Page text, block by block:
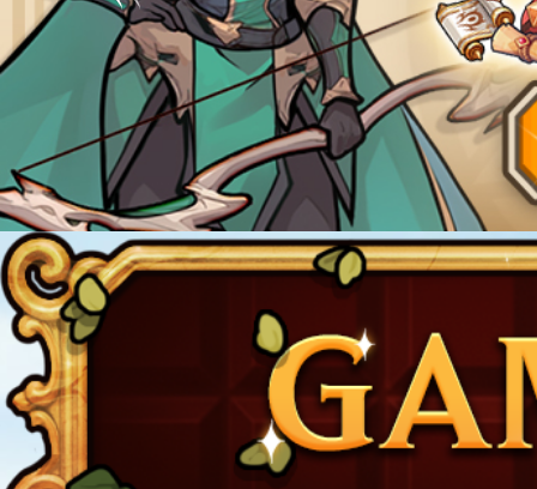
이벤트​​
서버오픈 07월